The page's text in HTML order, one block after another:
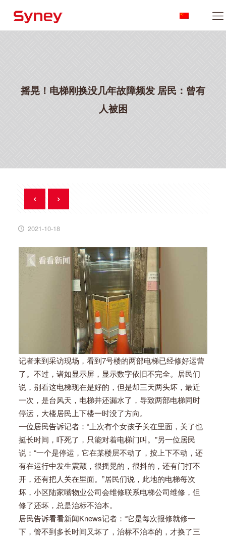
摇晃！电梯刚换没几年故障频发 居民：曾有
人被困
2021-10-18
记者来到采访现场，看到7号楼的两部电梯已经修好运营
了。不过，诸如显示屏，显示数字依旧不完全。居民们
说，别看这电梯现在是好的，但是却三天两头坏，最近
一次，是台风天，电梯井还漏水了，导致两部电梯同时
停运，大楼居民上下楼一时没了方向。
一位居民告诉记者：“上次有个女孩子关在里面，关了也
挺长时间，吓死了，只能对着电梯门叫。”另一位居民
说：“一个是停运，它在某楼层不动了，按上下不动，还
有在运行中发生震颤，很摇晃的，很抖的，还有门打不
开，还有把人关在里面。”居民们说，此地的电梯每次
坏，小区陆家嘴物业公司会维修联系电梯公司维修，但
修了还坏，总是治标不治本。
居民告诉看看新闻Knews记者：“它是每次报修就修一
下，管不到多长时间又坏了，治标不治本的，才换了三